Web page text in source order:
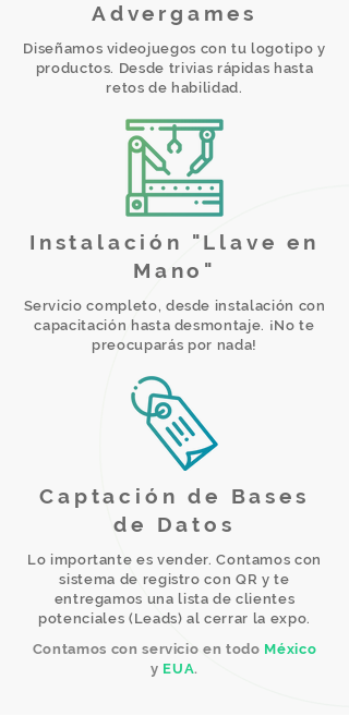
Advergames
Diseñamos videojuegos con tu logotipo y
productos. Desde trivias rápidas hasta
retos de habilidad.
Instalación "Llave en
Mano"
Servicio completo, desde instalación con
capacitación hasta desmontaje. ¡No te
preocuparás por nada!
Captación de Bases
de Datos
Lo importante es vender. Contamos con
sistema de registro con QR y te
entregamos una lista de clientes
potenciales (Leads) al cerrar la expo.
Contamos con servicio en todo México
y EUA.